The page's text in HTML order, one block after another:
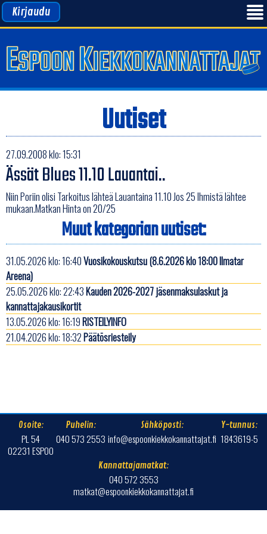
Kirjaudu
Uutiset
27.09.2008 klo: 15:31
Ässät Blues 11.10 Lauantai..
Niin Poriin olisi Tarkoitus lähteä Lauantaina 11.10 Jos 25 Ihmistä lähtee
mukaan.Matkan Hinta on 20/25
Muut kategorian uutiset:
31.05.2026 klo: 16:40Vuosikokouskutsu (8.6.2026 klo 18:00 Ilmatar
Areena)
25.05.2026 klo: 22:43Kauden 2026-2027 jäsenmaksulaskut ja
kannattajakausikortit
13.05.2026 klo: 16:19RISTEILYINFO
21.04.2026 klo: 18:32Päätösriesteily
Osoite:
PL 54
02231 ESPOO
Puhelin:
040 573 2553
Sähköposti:
info@espoonkiekkokannattajat.fi
Y-tunnus:
1843619-5
Kannattajamatkat:
040 572 3553
matkat@espoonkiekkokannattajat.fi